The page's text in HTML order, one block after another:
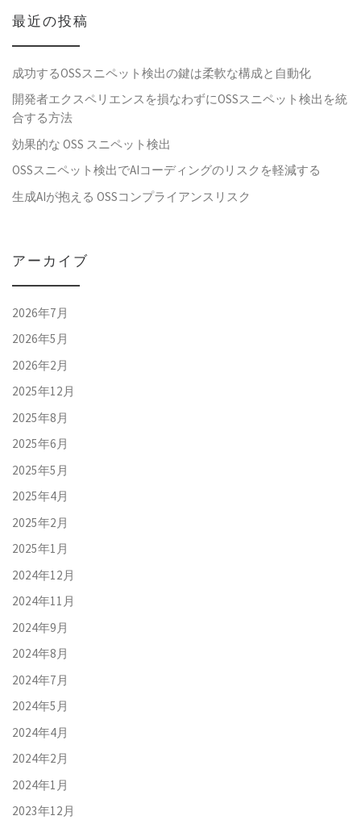
最近の投稿
成功するOSSスニペット検出の鍵は柔軟な構成と自動化
開発者エクスペリエンスを損なわずにOSSスニペット検出を統
合する方法
効果的な OSS スニペット検出
OSSスニペット検出でAIコーディングのリスクを軽減する
生成AIが抱える OSSコンプライアンスリスク
アーカイブ
2026年7月
2026年5月
2026年2月
2025年12月
2025年8月
2025年6月
2025年5月
2025年4月
2025年2月
2025年1月
2024年12月
2024年11月
2024年9月
2024年8月
2024年7月
2024年5月
2024年4月
2024年2月
2024年1月
2023年12月